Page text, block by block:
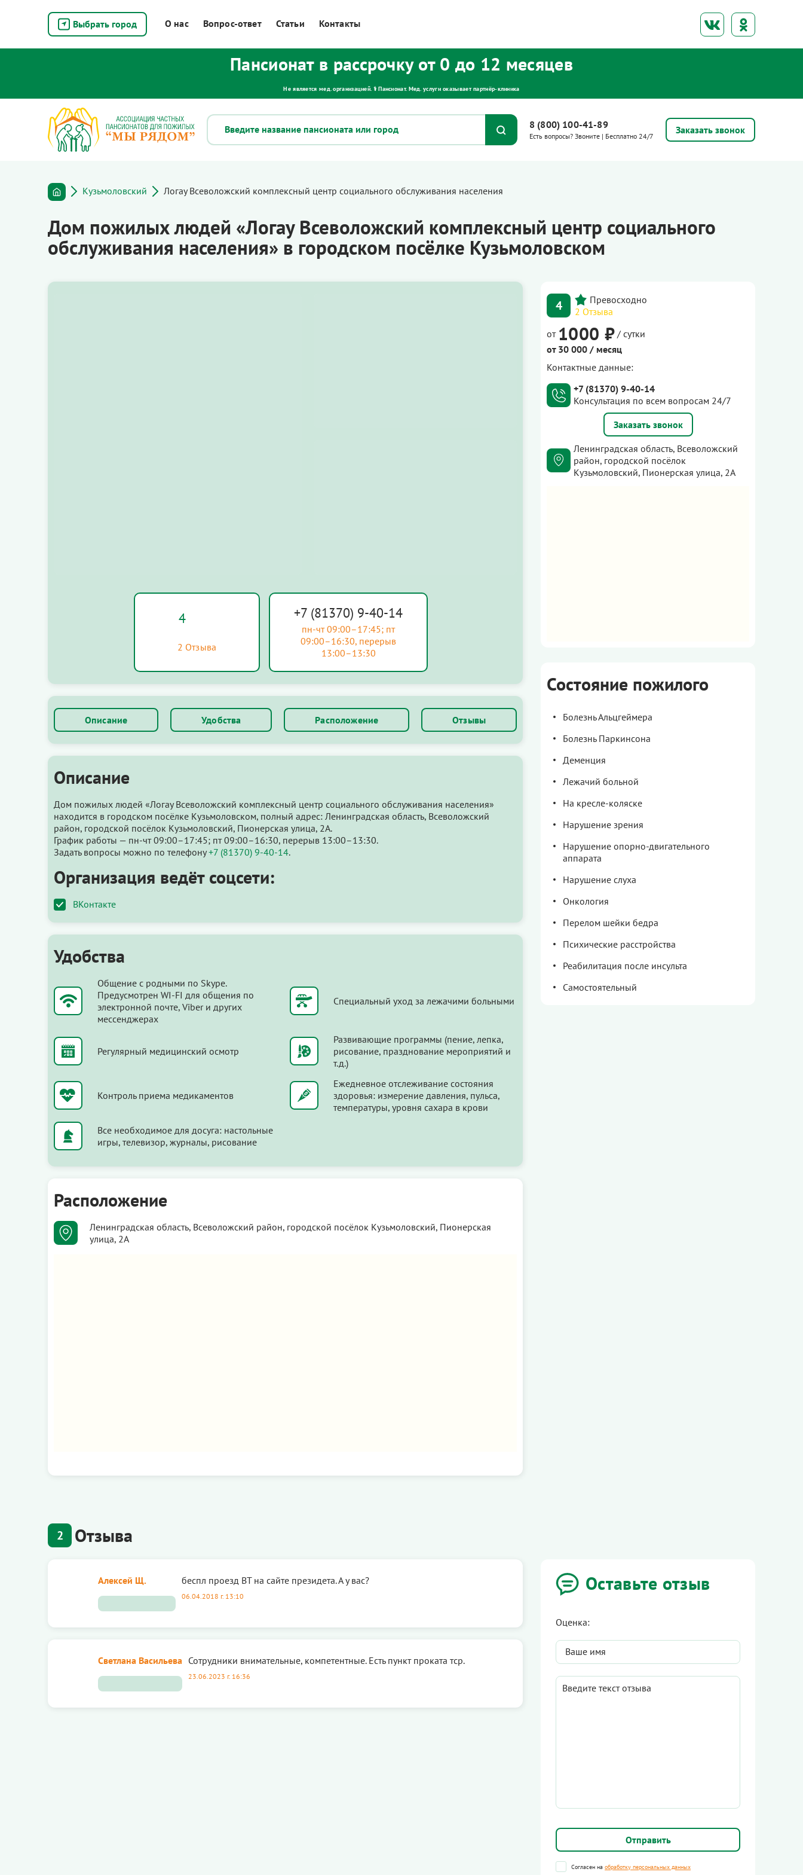
Выбрать город О нас Вопрос-ответ Статьи Контакты
Пансионат в рассрочку от 0 до 12 месяцев
Не является мед. организацией. ⚕ Пансионат. Мед. услуги оказывает партнёр‑клиника
8 (800) 100-41-89
Есть вопросы? Звоните | Бесплатно 24/7
Заказать звонок
Кузьмоловский Логау Всеволожский комплексный центр социального обслуживания населения
Дом пожилых людей «Логау Всеволожский комплексный центр социального
обслуживания населения» в городском посёлке Кузьмоловском
4
2 Отзыва
+7 (81370) 9-40-14
пн-чт 09:00–17:45; пт
09:00–16:30, перерыв
13:00–13:30
Описание Удобства Расположение Отзывы
Описание
Дом пожилых людей «Логау Всеволожский комплексный центр социального обслуживания населения»
находится в городском посёлке Кузьмоловском, полный адрес: Ленинградская область, Всеволожский
район, городской посёлок Кузьмоловский, Пионерская улица, 2А.
График работы — пн-чт 09:00–17:45; пт 09:00–16:30, перерыв 13:00–13:30.
Задать вопросы можно по телефону+7 (81370) 9-40-14.
Организация ведёт соцсети:
ВКонтакте
Удобства
Общение с родными по Skype.
Предусмотрен WI-FI для общения по
электронной почте, Viber и других
мессенджерах
Специальный уход за лежачими больными
Регулярный медицинский осмотр
Развивающие программы (пение, лепка,
рисование, празднование мероприятий и
т.д.)
Контроль приема медикаментов
Ежедневное отслеживание состояния
здоровья: измерение давления, пульса,
температуры, уровня сахара в крови
Все необходимое для досуга: настольные
игры, телевизор, журналы, рисование
Расположение
Ленинградская область, Всеволожский район, городской посёлок Кузьмоловский, Пионерская
улица, 2А
4
2 Отзыва
от 1000 ₽/ сутки
от 30 000 / месяц
Контактные данные:
+7 (81370) 9-40-14
Консультация по всем вопросам 24/7
Заказать звонок
Ленинградская область, Всеволожский
район, городской посёлок
Кузьмоловский, Пионерская улица, 2А
Состояние пожилого
Болезнь Альцгеймера
Болезнь Паркинсона
Деменция
Лежачий больной
На кресле-коляске
Нарушение зрения
Нарушение опорно-двигательного
аппарата
Нарушение слуха
Онкология
Перелом шейки бедра
Психические расстройства
Реабилитация после инсульта
Самостоятельный
2 Отзыва
Оставьте отзыв
Оценка:
Согласен на обработку персональных данных
Алексей Щ. беспл проезд ВТ на сайте президета. А у вас?
06.04.2018 г. 13:10
Светлана Васильева Сотрудники внимательные, компетентные. Есть пункт проката тср.
23.06.2023 г. 16:36